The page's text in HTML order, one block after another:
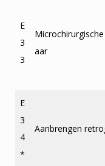
E
3
3
aar
E
3
4
*
Aanbrengen